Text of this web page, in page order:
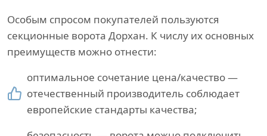
Особым спросом покупателей пользуются
секционные ворота Дорхан. К числу их основных
преимуществ можно отнести:
оптимальное сочетание цена/качество —
отечественный производитель соблюдает
европейские стандарты качества;